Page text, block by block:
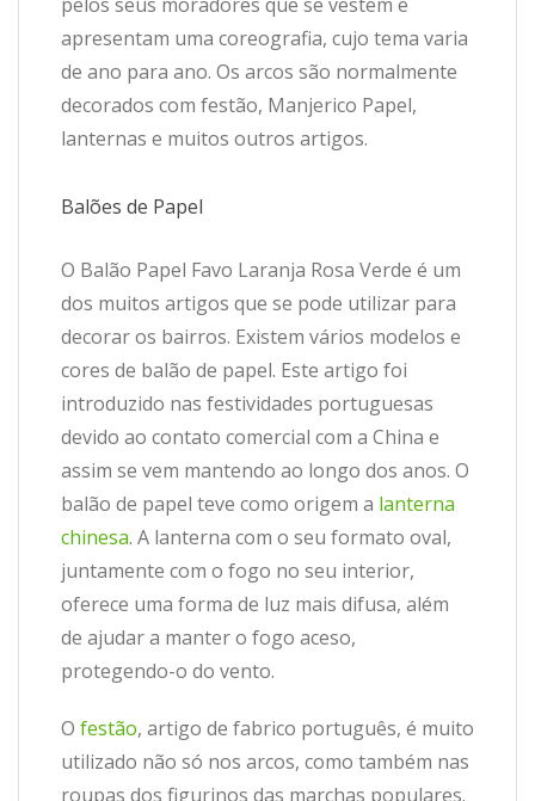
apresentam uma coreografia, cujo tema varia
de ano para ano. Os arcos são normalmente
decorados com festão, Manjerico Papel,
lanternas e muitos outros artigos.
Balões de Papel
O Balão Papel Favo Laranja Rosa Verde é um
dos muitos artigos que se pode utilizar para
decorar os bairros. Existem vários modelos e
cores de balão de papel. Este artigo foi
introduzido nas festividades portuguesas
devido ao contato comercial com a China e
assim se vem mantendo ao longo dos anos. O
balão de papel teve como origem a lanterna
chinesa. A lanterna com o seu formato oval,
juntamente com o fogo no seu interior,
oferece uma forma de luz mais difusa, além
de ajudar a manter o fogo aceso,
protegendo-o do vento.
O festão, artigo de fabrico português, é muito
utilizado não só nos arcos, como também nas
roupas dos figurinos das marchas populares.